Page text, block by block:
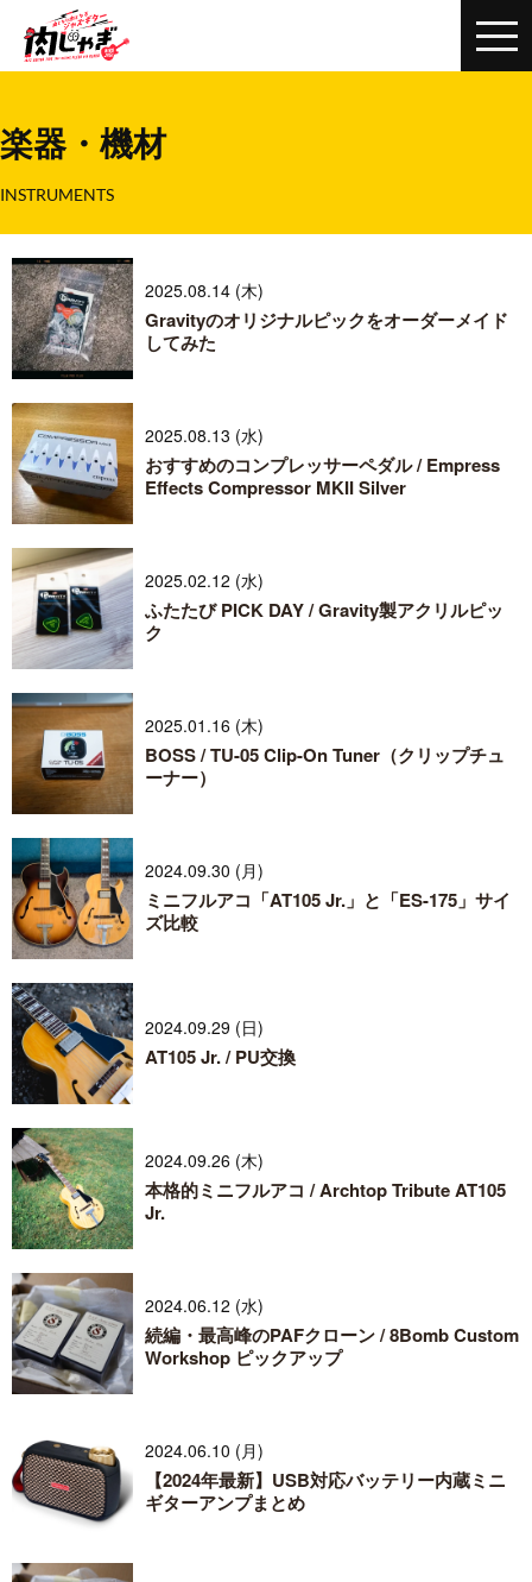
楽器・機材
INSTRUMENTS
2025.08.14 (木)
Gravityのオリジナルピックをオーダーメイド
してみた
2025.08.13 (水)
おすすめのコンプレッサーペダル / Empress
Effects Compressor MKII Silver
2025.02.12 (水)
ふたたび PICK DAY / Gravity製アクリルピッ
ク
2025.01.16 (木)
BOSS / TU-05 Clip-On Tuner（クリップチュ
ーナー）
2024.09.30 (月)
ミニフルアコ「AT105 Jr.」と「ES-175」サイ
ズ比較
2024.09.29 (日)
AT105 Jr. / PU交換
2024.09.26 (木)
本格的ミニフルアコ / Archtop Tribute AT105
Jr.
2024.06.12 (水)
続編・最高峰のPAFクローン / 8Bomb Custom
Workshop ピックアップ
2024.06.10 (月)
【2024年最新】USB対応バッテリー内蔵ミニ
ギターアンプまとめ